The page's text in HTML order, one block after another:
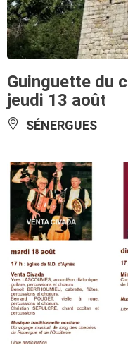
Guinguette du
jeudi 13 août
SÉNERGUES